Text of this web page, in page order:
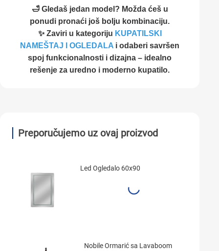
🛁 Gledaš jedan model? Možda ćeš u
ponudi pronaći još bolju kombinaciju.
✨ Zaviri u kategoriju KUPATILSKI
NAMEŠTAJ I OGLEDALA i odaberi savršen
spoj funkcionalnosti i dizajna – idealno
rešenje za uredno i moderno kupatilo.
Preporučujemo uz ovaj proizvod
Led Ogledalo 60x90
Nobile Ormarić sa Lavaboom